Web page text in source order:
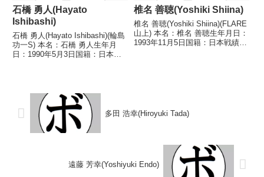
石橋 勇人(Hayato
Ishibashi)
石橋 勇人(Hayato Ishibashi)(輪島
功一S) 本名：石橋 勇人生年月
日：1990年5月3日国籍：日本戦
ド・マハディ(本多)■...
椎名 善聴(Yoshiki Shiina)
椎名 善聴(Yoshiki Shiina)(FLARE
山上) 本名：椎名 善聴生年月日：
1993年11月5日国籍：日本戦績：
多田 浩幸(Hiroyuki Tada)
遠藤 芳幸(Yoshiyuki Endo)